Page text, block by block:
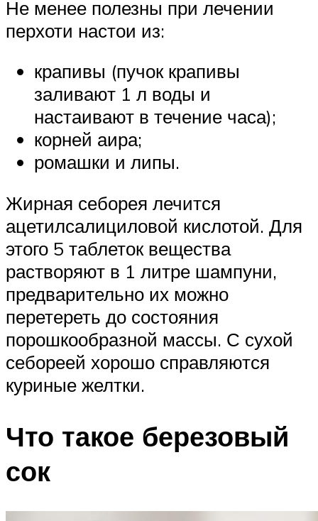
Не менее полезны при лечении
перхоти настои из:
крапивы (пучок крапивы
заливают 1 л воды и
настаивают в течение часа);
корней аира;
ромашки и липы.
Жирная себорея лечится
ацетилсалициловой кислотой. Для
этого 5 таблеток вещества
растворяют в 1 литре шампуни,
предварительно их можно
перетереть до состояния
порошкообразной массы. С сухой
себореей хорошо справляются
куриные желтки.
Что такое березовый
сок